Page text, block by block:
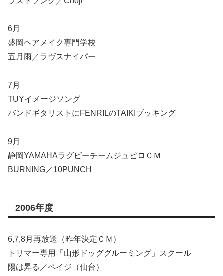
6月
盛岡ヘアメイク専門学校
五月雨／ラヴスナイパー
7月
TUYイメージソング
バンドギタリストにFENRILのTAIKIブッキング
9月
静岡YAMAHAラグビーチームジュピロＣＭ
BURNING／10PUNCH
2006年度
6,7,8月再放送（昨年決定ＣＭ）
トリマー専用「山形ドッググルーミング」スクール
陽は昇る／ペイジ（仙台）